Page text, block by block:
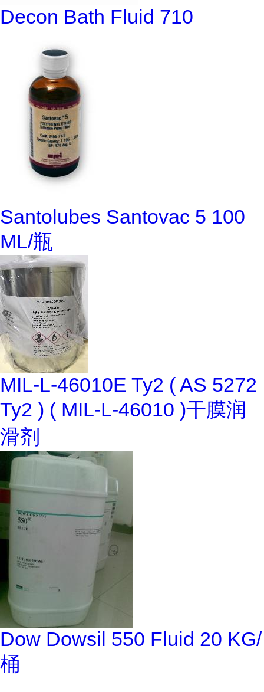
Decon Bath Fluid 710
Santolubes Santovac 5 100
ML/瓶
MIL-L-46010E Ty2 ( AS 5272
Ty2 ) ( MIL-L-46010 )干膜润
滑剂
Dow Dowsil 550 Fluid 20 KG/
桶